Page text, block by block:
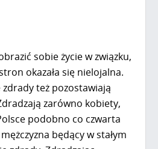
sobie życie w związku,
okazała się nielojalna.
też pozostawiają
zarówno kobiety,
podobno co czwarta
będący w stałym